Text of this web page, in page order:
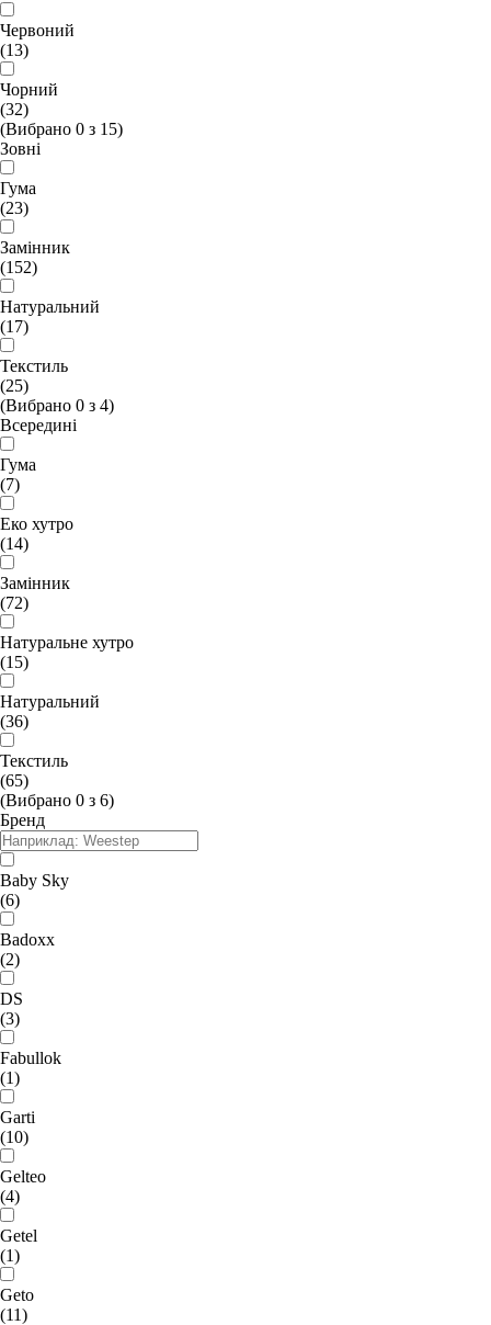
Червоний
(13)
Чорний
(32)
(Вибрано 0 з 15)
Зовні
Гума
(23)
Замінник
(152)
Натуральний
(17)
Текстиль
(25)
(Вибрано 0 з 4)
Всередині
Гума
(7)
Еко хутро
(14)
Замінник
(72)
Натуральне хутро
(15)
Натуральний
(36)
Текстиль
(65)
(Вибрано 0 з 6)
Бренд
Baby Sky
(6)
Badoxx
(2)
DS
(3)
Fabullok
(1)
Garti
(10)
Gelteo
(4)
Getel
(1)
Geto
(11)